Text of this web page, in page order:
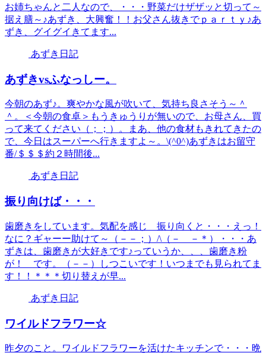
お姉ちゃんと二人なので、・・・野菜だけザザッと切って～
据え膳～♪あずき、大興奮！！お父さん抜きでｐａｒｔｙ♪あ
ずき、グイグイきてます...
あずき日記
あずきvsふなっしー。
今朝のあず♪。爽やかな風が吹いて、気持ち良さそう～＾
＾。＜今朝の食卓＞もうきゅうりが無いので、お母さん、買
って来てください（；；）。まあ、他の食材もきれてきたの
で、今日はスーパーへ行きますよ～。\(^0^)あずきはお留守
番/＄＄＄約２時間後...
あずき日記
振り向けば・・・
歯磨きをしています。気配を感じ 振り向くと・・・えっ！
なに？ギャーー助けて～（－－；）/\（－ －＊）・・・あ
ずきは、歯磨きが大好きです♪っていうか、、、歯磨き粉
が！ です。（－－）しつこいです！いつまでも見られてま
す！！＊＊＊切り替えが早...
あずき日記
ワイルドフラワー☆
昨夕のこと。ワイルドフラワーを活けたキッチンで・・・晩